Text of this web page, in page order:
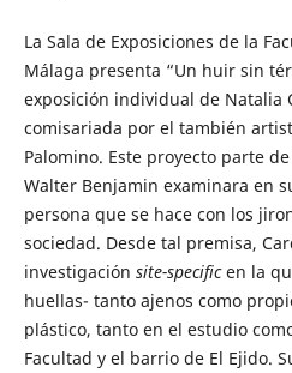
La Sala de Exposiciones de la
Málaga presenta “Un huir sin
exposición individual de Natalia
comisariada por el también
Palomino. Este proyecto parte
Walter Benjamin examinara en
persona que se hace con los
sociedad. Desde tal premisa,
investigación site-specificen la
huellas- tanto ajenos como
plástico, tanto en el estudio
Facultad y el barrio de El Ejido.